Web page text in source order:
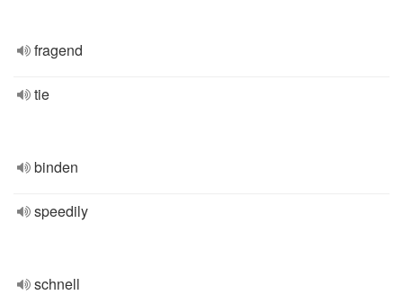
fragend
tie
binden
speedily
schnell